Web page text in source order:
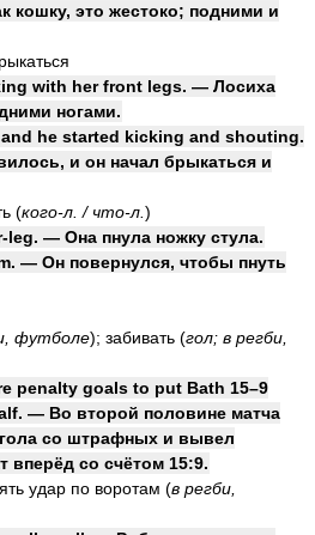
это жестоко; подними и
with her front legs. — Лосиха
ногами.
he started kicking and shouting.
и он начал брыкаться и
(кого-л. / что-л. )
leg. — Она пнула ножку стула.
— Он повернулся, чтобы пнуть
футболе); забивать (гол; в регби,
penalty goals to put Bath 15–9
— Во второй половине матча
со штрафных и вывел
вперёд со счётом 15:9.
удар по воротам (в регби,